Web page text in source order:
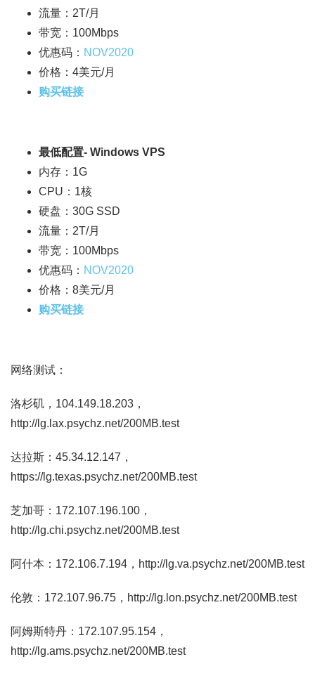
流量：2T/月
带宽：100Mbps
优惠码： NOV2020
价格：4美元/月
购买链接
最低配置- Windows VPS
内存：1G
CPU：1核
硬盘：30G SSD
流量：2T/月
带宽：100Mbps
优惠码： NOV2020
价格：8美元/月
购买链接
网络测试：
洛杉矶，104.149.18.203，
http://lg.lax.psychz.net/200MB.test
达拉斯：45.34.12.147，
https://lg.texas.psychz.net/200MB.test
芝加哥：172.107.196.100，
http://lg.chi.psychz.net/200MB.test
阿什本：172.106.7.194，http://lg.va.psychz.net/200MB.test
伦敦：172.107.96.75，http://lg.lon.psychz.net/200MB.test
阿姆斯特丹：172.107.95.154，
http://lg.ams.psychz.net/200MB.test